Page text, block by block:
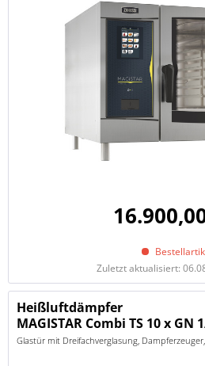
Zuletzt aktualisiert:
Heißluftdämpfer
MAGISTAR Combi TS 10 x GN
Glastür mit Dreifachverglasung,